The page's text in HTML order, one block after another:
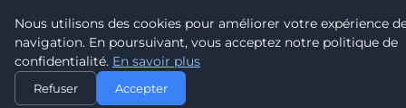
POUVOIR OUVRIER
ACCUEIL
QUELLES SONT LES OBLIGATIONS LÉGALES DU COMITÉ
Nous utilisons des cookies pour améliorer votre expérience
navigation. En poursuivant, vous acceptez notre politique de
confidentialité. En savoir plus
Refuser Accepter